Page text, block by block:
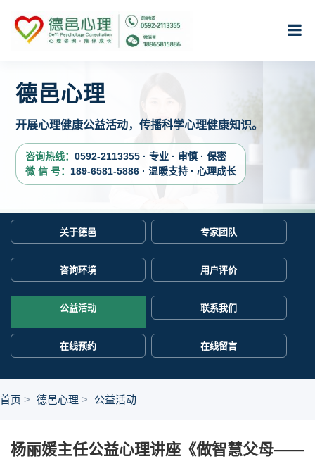
德邑心理
开展心理健康公益活动，传播科学心理健康知识。
咨询热线： 0592-2113355 · 专业 · 审慎 · 保密
微 信 号： 189-6581-5886 · 温暖支持 · 心理成长
关于德邑 专家团队
咨询环境 用户评价
公益活动 联系我们
在线预约 在线留言
首页 德邑心理 公益活动
杨丽媛主任公益心理讲座《做智慧父母——